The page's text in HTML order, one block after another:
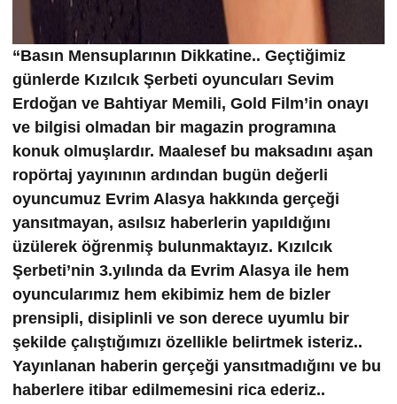
“Basın Mensuplarının Dikkatine.. Geçtiğimiz
günlerde Kızılcık Şerbeti oyuncuları Sevim
Erdoğan ve Bahtiyar Memili, Gold Film’in onayı
ve bilgisi olmadan bir magazin programına
konuk olmuşlardır. Maalesef bu maksadını aşan
ropörtaj yayınının ardından bugün değerli
oyuncumuz Evrim Alasya hakkında gerçeği
yansıtmayan, asılsız haberlerin yapıldığını
üzülerek öğrenmiş bulunmaktayız. Kızılcık
Şerbeti’nin 3.yılında da Evrim Alasya ile hem
oyuncularımız hem ekibimiz hem de bizler
prensipli, disiplinli ve son derece uyumlu bir
şekilde çalıştığımızı özellikle belirtmek isteriz..
Yayınlanan haberin gerçeği yansıtmadığını ve bu
haberlere itibar edilmemesini rica ederiz..